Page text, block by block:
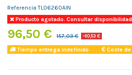
Referencia TL06260AIN
Producto agotado. Consultar disponibilidad
96,50 € 157,03 € -60,53 €
Tiempo entrega indefinido Coste de